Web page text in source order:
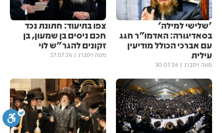
'שלישי למילה'
בסאדיגורה: האדמו"ר חגג
עם אברכי הכולל מודיעין
עילית
משה ויסברג 30.07.26
צפו בתיעוד: חתונת נכד
חכם ניסים בן שמעון, בן
זקונים להגר"ש לוי
משה ויסברג 27.07.26